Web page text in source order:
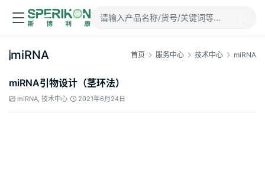
miRNA 首页 服务中心 技术中心 miRNA
miRNA引物设计（茎环法）
miRNA, 技术中心 2021年6月24日